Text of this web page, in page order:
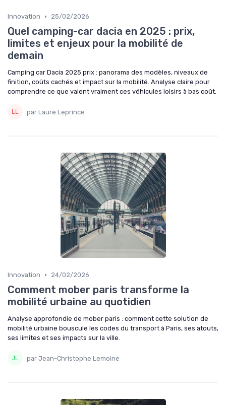
Innovation • 25/02/2026
Quel camping-car dacia en 2025 : prix,
limites et enjeux pour la mobilité de
demain
Camping car Dacia 2025 prix : panorama des modèles, niveaux de
finition, coûts cachés et impact sur la mobilité. Analyse claire pour
comprendre ce que valent vraiment ces véhicules loisirs à bas coût.
par Laure Leprince
Innovation • 24/02/2026
Comment mober paris transforme la
mobilité urbaine au quotidien
Analyse approfondie de mober paris : comment cette solution de
mobilité urbaine bouscule les codes du transport à Paris, ses atouts,
ses limites et ses impacts sur la ville.
par Jean-Christophe Lemoine